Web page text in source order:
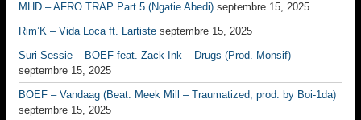
MHD – AFRO TRAP Part.5 (Ngatie Abedi) septembre 15, 2025
Rim’K – Vida Loca ft. Lartiste septembre 15, 2025
Suri Sessie – BOEF feat. Zack Ink – Drugs (Prod. Monsif)
septembre 15, 2025
BOEF – Vandaag (Beat: Meek Mill – Traumatized, prod. by Boi-1da)
septembre 15, 2025